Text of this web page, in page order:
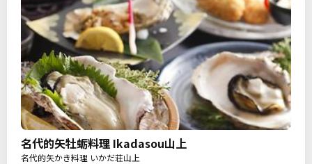
名代的矢牡蛎料理 Ikadasou山上
名代的矢かき料理 いかだ荘山上